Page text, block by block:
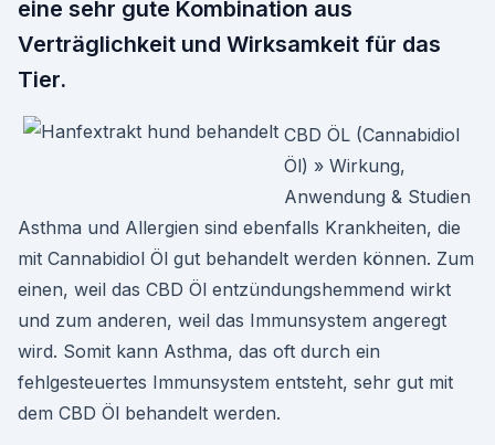
eine sehr gute Kombination aus
Verträglichkeit und Wirksamkeit für das
Tier.
CBD ÖL (Cannabidiol
Öl) » Wirkung,
Anwendung & Studien
Asthma und Allergien sind ebenfalls Krankheiten, die
mit Cannabidiol Öl gut behandelt werden können. Zum
einen, weil das CBD Öl entzündungshemmend wirkt
und zum anderen, weil das Immunsystem angeregt
wird. Somit kann Asthma, das oft durch ein
fehlgesteuertes Immunsystem entsteht, sehr gut mit
dem CBD Öl behandelt werden.